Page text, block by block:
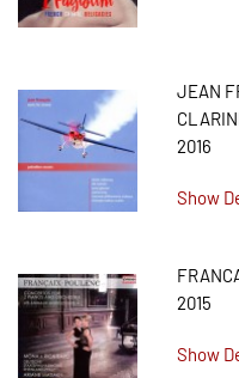
JEAN
2016
Show
2015
Show